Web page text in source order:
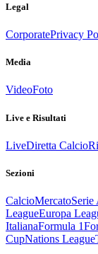
Legal
CorporatePrivacy
Media
VideoFoto
Live e Risultati
LiveDiretta Calcio
Sezioni
CalcioMercatoSerie
LeagueEuropa
ItalianaFormula 1
CupNations League